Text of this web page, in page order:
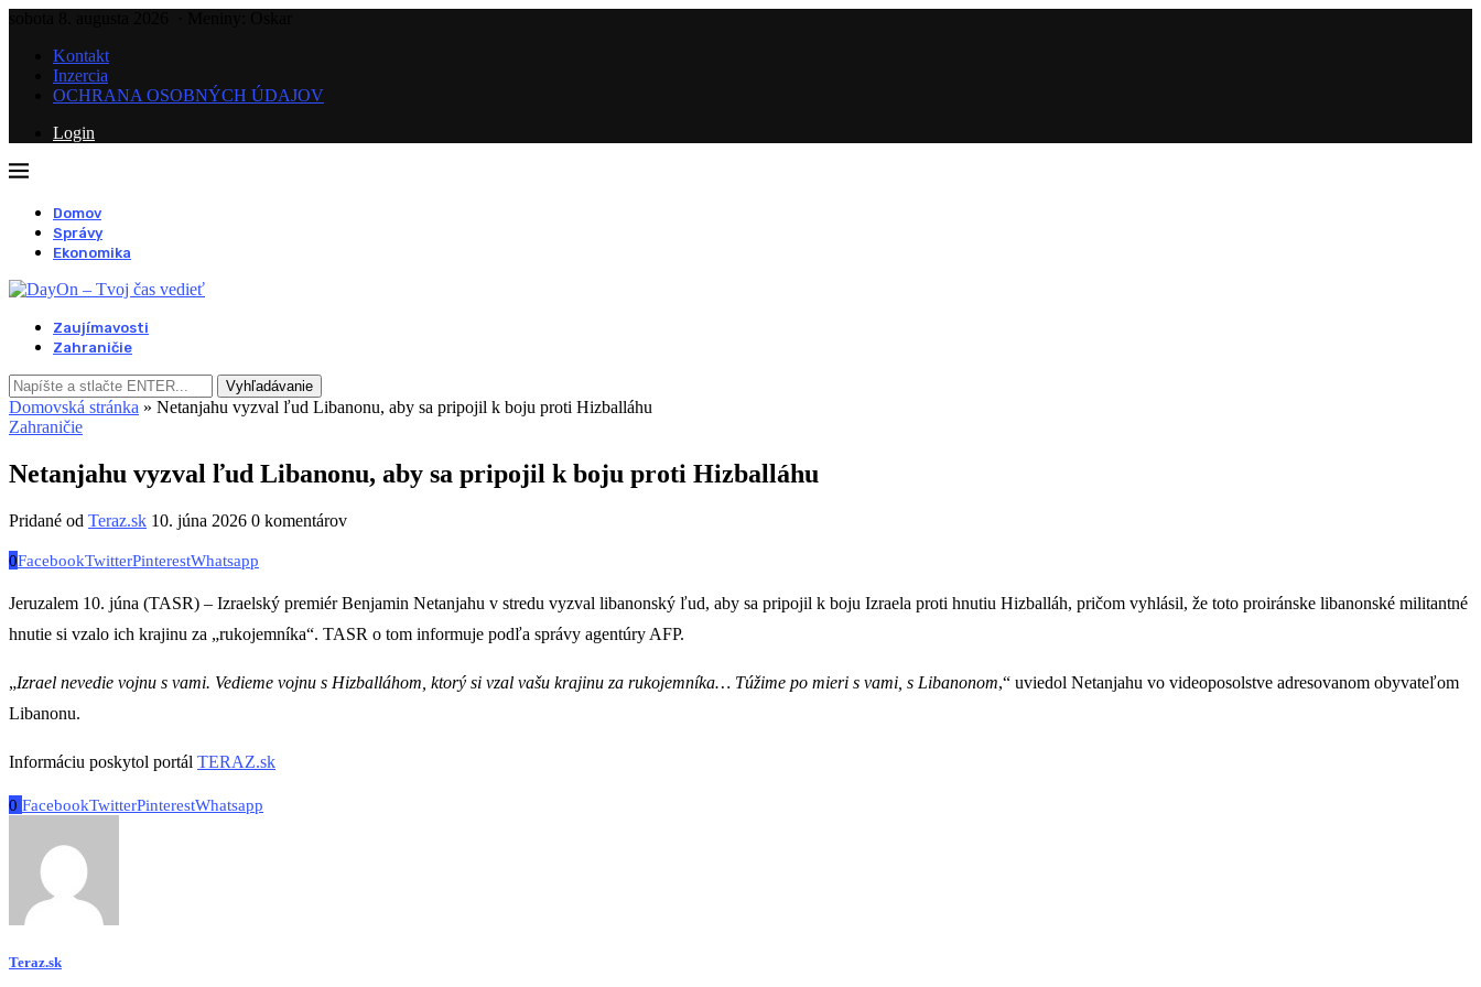
Kontakt
Inzercia
OCHRANA OSOBNÝCH ÚDAJOV
Login
Domov
Správy
Ekonomika
Zaujímavosti
Zahraničie
Vyhľadávanie
Domovská stránka » Netanjahu vyzval ľud Libanonu, aby sa pripojil k boju proti Hizballáhu
Zahraničie
Netanjahu vyzval ľud Libanonu, aby sa pripojil k boju proti Hizballáhu
Pridané od Teraz.sk 10. júna 2026 0 komentárov
0FacebookTwitterPinterestWhatsapp
Jeruzalem 10. júna (TASR) – Izraelský premiér Benjamin Netanjahu v stredu vyzval libanonský ľud, aby sa pripojil k boju Izraela proti hnutiu Hizballáh, pričom vyhlásil, že toto proiránske libanonské militantné
hnutie si vzalo ich krajinu za „rukojemníka“. TASR o tom informuje podľa správy agentúry AFP.
„Izrael nevedie vojnu s vami. Vedieme vojnu s Hizballáhom, ktorý si vzal vašu krajinu za rukojemníka… Túžime po mieri s vami, s Libanonom,“ uviedol Netanjahu vo videoposolstve adresovanom obyvateľom
Libanonu.
Informáciu poskytol portál TERAZ.sk
0 FacebookTwitterPinterestWhatsapp
Teraz.sk